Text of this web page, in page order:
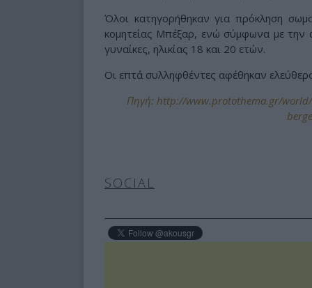
Όλοι κατηγορήθηκαν για πρόκληση
κομητείας Μπέξαρ, ενώ σύμφωνα με
γυναίκες, ηλικίας 18 και 20 ετών.
Οι επτά συλληφθέντες αφέθηκαν
Πηγή: http://www.protothema.gr/world/
SOCIAL